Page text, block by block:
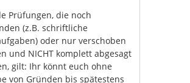
Prüfungen, die noch
(z.B. schriftliche
oder nur verschoben
und NICHT komplett abgesagt
gilt: Ihr könnt euch ohne
von Gründen bis spätestens